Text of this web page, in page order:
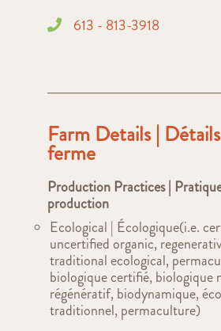
613 - 813-3918
Farm Details |
ferme
Production Practices |
production
Ecological | Écologique(i.e.
uncertified organic,
traditional ecological,
biologique certifié, biologique
régénératif, biodynamique,
traditionnel, permaculture)